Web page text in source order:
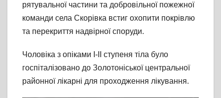
рятувальної частини та добровільної пожежної
команди села Скорівка встиг охопити покрівлю
та перекриття надвірної споруди.
Чоловіка з опіками І-ІІ ступеня тіла було
госпіталізовано до Золотоніської центральної
районної лікарні для проходження лікування.